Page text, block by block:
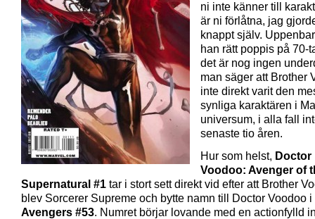
ni inte känner till
är ni förlåtna, jag
knappt själv.
han rätt poppis på 70-
det är nog ingen
man säger att Brother
inte direkt varit den
synliga karaktären i
universum, i alla fall
senaste tio åren.
Hur som helst, Doctor
Voodoo: Avenger of
Supernatural #1 tar i stort sett direkt vid efter att Brother
blev Sorcerer Supreme och bytte namn till Doctor Voodoo i
Avengers #53. Numret börjar lovande med en actionfylld